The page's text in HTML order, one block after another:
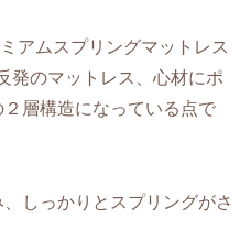
アムスプリングマットレス
発のマットレス、心材にポ
層構造になっている点で
しっかりとスプリングがさ